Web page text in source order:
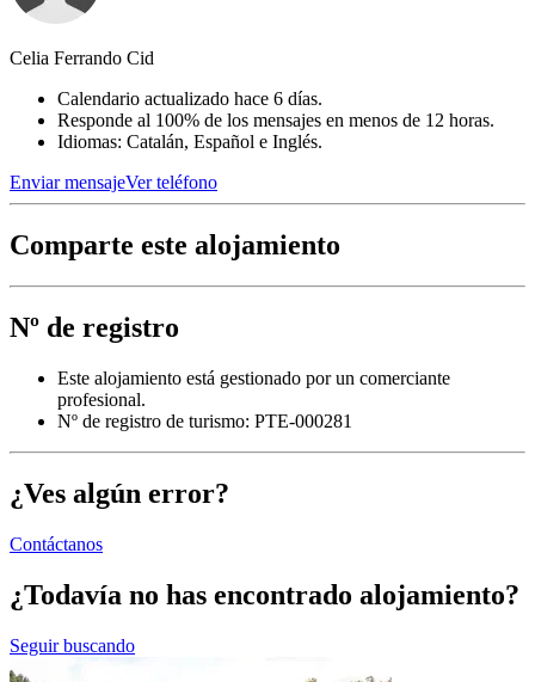
Celia Ferrando Cid
Calendario actualizado hace 6 días.
Responde al 100% de los mensajes en menos de 12 horas.
Idiomas: Catalán, Español e Inglés.
Enviar mensajeVer teléfono
Comparte este alojamiento
Nº de registro
Este alojamiento está gestionado por un comerciante
profesional.
Nº de registro de turismo: PTE-000281
¿Ves algún error?
Contáctanos
¿Todavía no has encontrado alojamiento?
Seguir buscando